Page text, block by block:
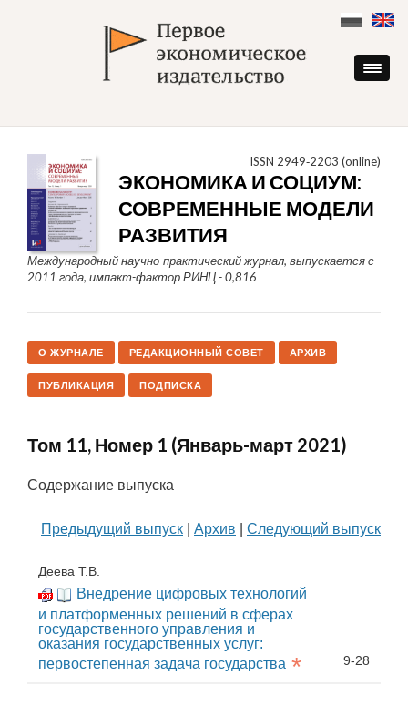
content
ISSN 2949‑2203 (online)
ЭКОНОМИКА И СОЦИУМ:
СОВРЕМЕННЫЕ МОДЕЛИ
РАЗВИТИЯ
Международный научно-практический журнал, выпускается с
2011 года, импакт-фактор РИНЦ - 0,816
О ЖУРНАЛЕ РЕДАКЦИОННЫЙ СОВЕТ АРХИВ
ПУБЛИКАЦИЯ ПОДПИСКА
Том 11, Номер 1 (Январь-март 2021)
Содержание выпуска
Предыдущий выпуск Архив Следующий выпуск
Деева Т.В.
Внедрение цифровых технологий
и платформенных решений в сферах
государственного управления и
оказания государственных услуг:
первостепенная задача государства * 9-28